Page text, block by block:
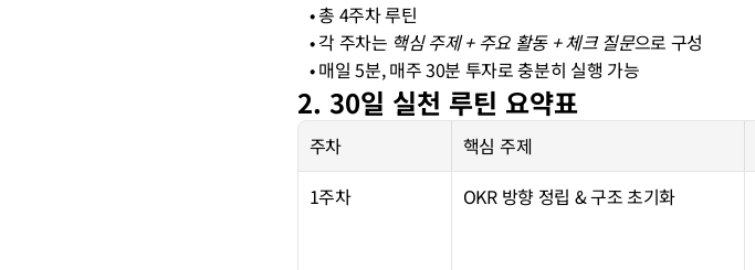
   • 총 4주차 루틴
   • 각 주차는
핵심 주제 + 주요 활동 + 체크 질문으로 구성
   • 매일 5분, 매주 30분 투자로 충분히 실행 가능
2. 30일 실천 루틴 요약표
주차 핵심 주제
1주차
OKR 방향 정립 & 구조 초기화